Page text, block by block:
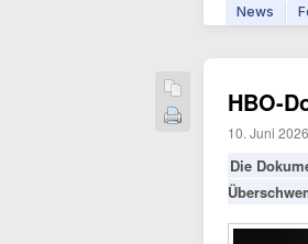
News
HBO-
10. Juni
Die